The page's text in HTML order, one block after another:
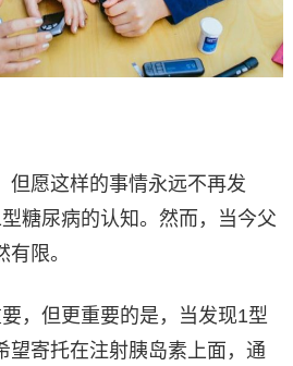
但愿这样的事情永远不再发
糖尿病的认知。然而，当今父
限。
，但更重要的是，当发现1型
望寄托在注射胰岛素上面，通